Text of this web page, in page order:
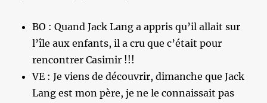
BO : Quand Jack Lang a appris qu’il allait sur
l’île aux enfants, il a cru que c’était pour
rencontrer Casimir !!!
VE : Je viens de découvrir, dimanche que Jack
Lang est mon père, je ne le connaissait pas